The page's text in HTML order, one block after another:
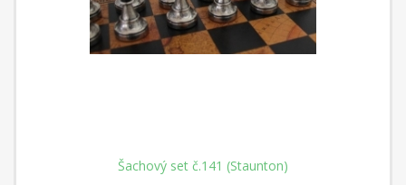
Šachový set č.141 (Staunton)